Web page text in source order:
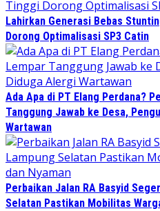
Lahirkan Generasi Bebas
Dorong Optimalisasi SP3 Catin
Ada Apa di PT Elang Perdana?
Tanggung Jawab ke Desa,
Wartawan
Perbaikan Jalan RA Basyid
Selatan Pastikan Mobilitas